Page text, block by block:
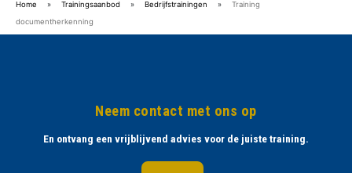
Home » Trainingsaanbod » Bedrijfstrainingen »
Training
documentherkenning
Neem contact met ons op
En ontvang een vrijblijvend advies voor de juiste training.